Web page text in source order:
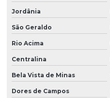
Jordânia
São Geraldo
Rio Acima
Centralina
Bela Vista de Minas
Dores de Campos